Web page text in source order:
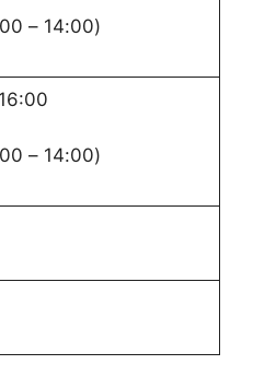
– 14:00)
16:00
– 14:00)